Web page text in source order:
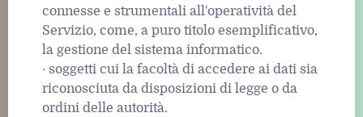
connesse e strumentali all'operatività del
Servizio, come, a puro titolo esemplificativo,
la gestione del sistema informatico.
· soggetti cui la facoltà di accedere ai dati sia
riconosciuta da disposizioni di legge o da
ordini delle autorità.